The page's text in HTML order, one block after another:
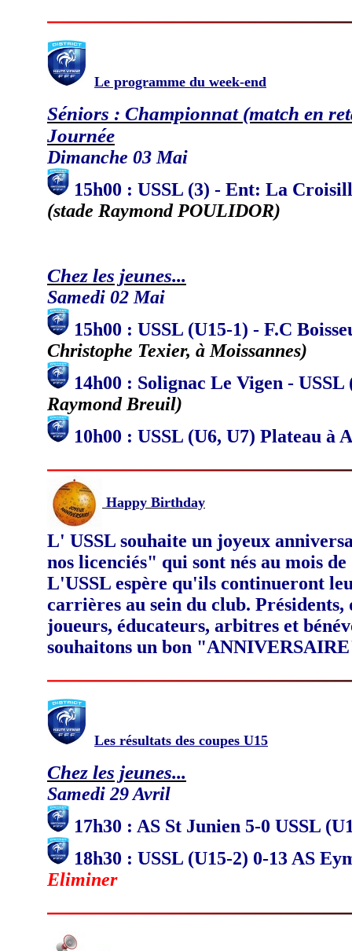
Le programme du week-end
Séniors : Championnat (match en
Journée
Dimanche 03 Mai
15h00 : USSL (3) - Ent: La
(stade Raymond POULIDOR)
Chez les jeunes...
Samedi 02 Mai
15h00 : USSL (U15-1) - F.C
Christophe Texier, à Moissannes)
14h00 : Solignac Le Vigen -
Raymond Breuil)
10h00 : USSL (U6, U7) Plateau à
Happy Birthday
L' USSL souhaite un joyeux
nos licenciés" qui sont nés au mois
L'USSL espère qu'ils continueront
carrières au sein du club. Présidents,
joueurs, éducateurs, arbitres et
souhaitons un bon
Les résultats des coupes U15
Chez les jeunes...
Samedi 29 Avril
17h30 : AS St Junien 5-0 USSL
18h30 : USSL (U15-2) 0-13 AS
Eliminer